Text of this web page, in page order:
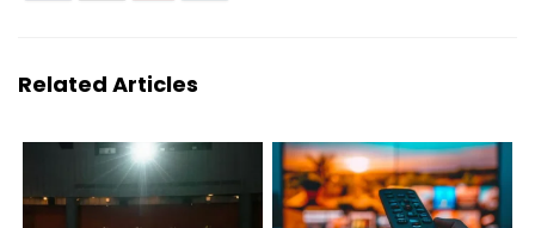
Related Articles